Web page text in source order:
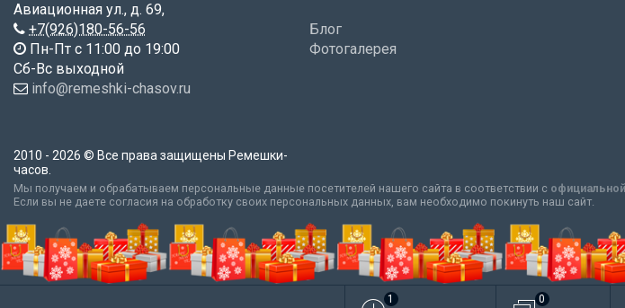
Авиационная ул., д. 69,
+7(926)180-56-56
Пн-Пт с 11:00 до 19:00
Сб-Вс выходной
info@remeshki-chasov.ru
Блог
Фотогалерея
2010 - 2026 © Все права защищены Ремешки-
часов.
Мы получаем и обрабатываем персональные данные посетителей нашего сайта в соответствии с
Если вы не даете согласия на обработку своих персональных данных, вам необходимо покинуть наш сайт.
1 0